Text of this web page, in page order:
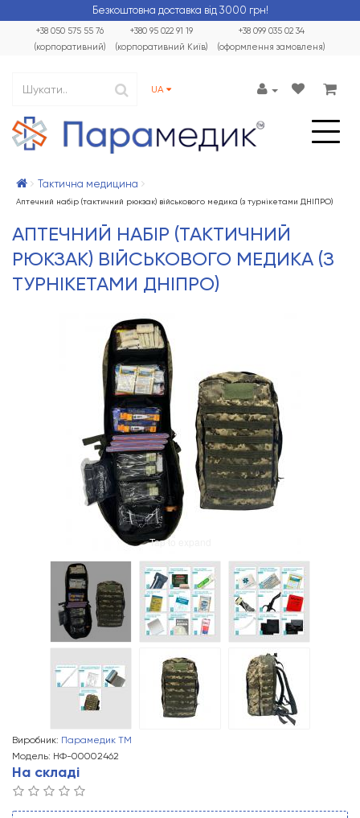
Безкоштовна доставка від 3000 грн!
+38 099 035 02 34
(оформлення замовленя)
+38 050 575 55 76
(корпоративний)
+380 95 022 91 19
(корпоративний Київ)
UA
Тактична медицина
Аптечний набір (тактичний рюкзак) військового медика (з турнікетами ДНІПРО)
АПТЕЧНИЙ НАБІР (ТАКТИЧНИЙ
РЮКЗАК) ВІЙСЬКОВОГО МЕДИКА (З
ТУРНІКЕТАМИ ДНІПРО)
Tap to expand
Виробник: Парамедик ТМ
Модель: НФ-00002462
На складі